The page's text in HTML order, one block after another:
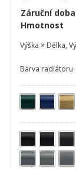
Záruční doba
Hmotnost
Výška × Délka,
Barva radiátoru